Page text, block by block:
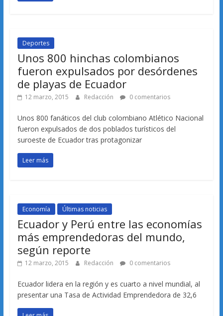
Deportes
Unos 800 hinchas colombianos
fueron expulsados por desórdenes
de playas de Ecuador
12 marzo, 2015 Redacción 0 comentarios
Unos 800 fanáticos del club colombiano Atlético Nacional
fueron expulsados de dos poblados turísticos del
suroeste de Ecuador tras protagonizar
Leer más
Economía Últimas noticias
Ecuador y Perú entre las economías
más emprendedoras del mundo,
según reporte
12 marzo, 2015 Redacción 0 comentarios
Ecuador lidera en la región y es cuarto a nivel mundial, al
presentar una Tasa de Actividad Emprendedora de 32,6